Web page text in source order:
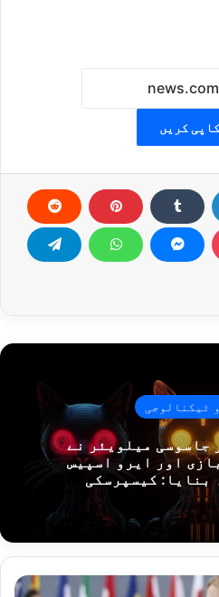
ٹیکنالوجی
جاسوسی میلویئر نے
اور ایرو اسپیس
بنایا: کیسپرسکی